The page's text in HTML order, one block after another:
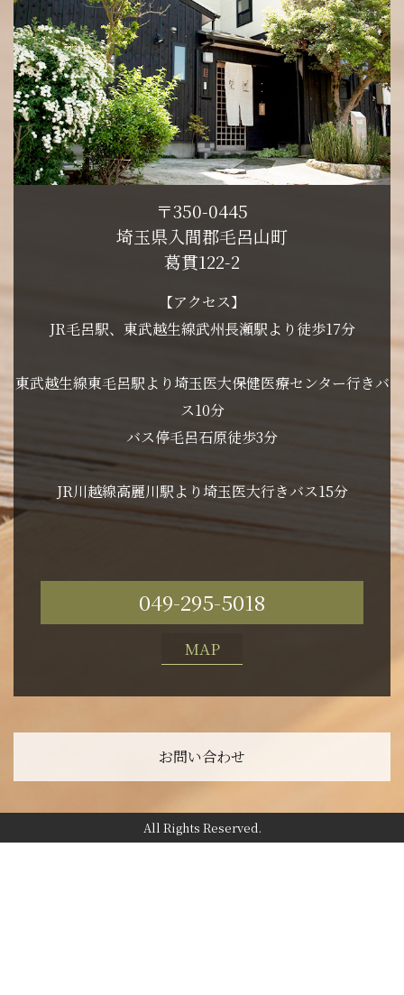
〒350-0445
埼玉県入間郡毛呂山町
葛貫122-2
【アクセス】
JR毛呂駅、東武越生線武州長瀬駅より徒歩17分
東武越生線東毛呂駅より埼玉医大保健医療センター行きバ
ス10分
バス停毛呂石原徒歩3分
JR川越線高麗川駅より埼玉医大行きバス15分
049-295-5018
MAP
お問い合わせ
All Rights Reserved.